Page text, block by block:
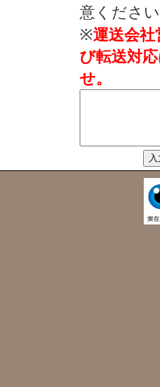
意くださ
※運送会
び転送対
せ。